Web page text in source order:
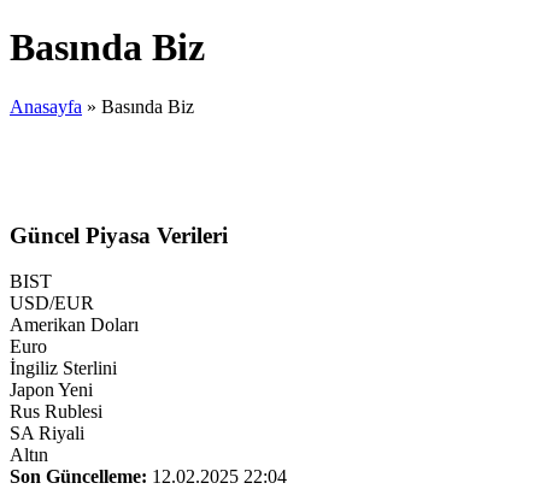
Basında Biz
Anasayfa » Basında Biz
Güncel Piyasa Verileri
BIST
USD/EUR
Amerikan Doları
Euro
İngiliz Sterlini
Japon Yeni
Rus Rublesi
SA Riyali
Altın
Son Güncelleme: 12.02.2025 22:04